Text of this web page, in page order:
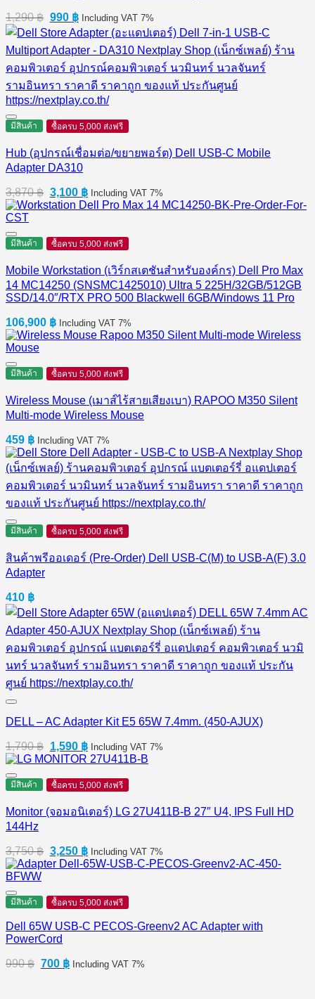
1,290฿ Original
price
was:
1,290 ฿.
990 ฿Current
price
is:
990 ฿.
Including VAT 7%
มีสินค้า ซื้อครบ 5,000 ส่งฟรี
Hub (อุปกรณ์เชื่อมต่อ/ขยายพอร์ต) Dell USB-C Mobile
Adapter DA310
3,870฿ Original
price
3,100 ฿Current
price
Including VAT 7%
มีสินค้า ซื้อครบ 5,000 ส่งฟรี
Mobile Workstation (เวิร์กสเตชันสำหรับองค์กร) Dell Pro Max
14 MC14250 (SNSMC1425010) Ultra 5 225H/32GB/512GB
SSD/14.0″/RTX PRO 500 Blackwell 6GB/Windows 11 Pro
106,900 ฿ Including VAT 7%
มีสินค้า ซื้อครบ 5,000 ส่งฟรี
Wireless Mouse (เมาส์ไร้สายเสียงเบา) RAPOO M350 Silent
Multi-mode Wireless Mouse
459 ฿ Including VAT 7%
มีสินค้า ซื้อครบ 5,000 ส่งฟรี
สินค้าพรีออเดอร์ (Pre-Order) Dell USB-C(M) to USB-A(F) 3.0
Adapter
410 ฿
DELL – AC Adapter Kit E5 65W 7.4mm. (450-AJUX)
1,790฿ Original
price
1,790 ฿.
1,590 ฿Current
price
1,590 ฿.
Including VAT 7%
มีสินค้า ซื้อครบ 5,000 ส่งฟรี
Monitor (จอมอนิเตอร์) LG 27U411B-B 27″ U4, IPS Full HD
144Hz
3,750฿ Original
price
3,250 ฿Current
price
Including VAT 7%
มีสินค้า ซื้อครบ 5,000 ส่งฟรี
Dell 65W USB-C PECOS-Greenv2 AC Adapter with
PowerCord
990฿ Original
700 ฿Current
Including VAT 7%